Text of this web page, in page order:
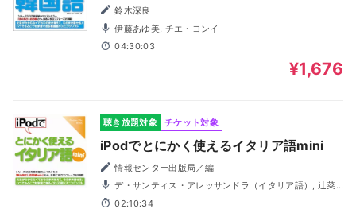
鈴木深良
伊藤あゆ美, チエ・ヨンイ
04:30:03
¥1,676
聴き放題対象 チケット対象
iPodでとにかく使えるイタリア語mini
情報センター出版局／編
デ・サンティス・アレッサンドラ（イタリア語）, 辻菜
穂（日本語）
02:10:34